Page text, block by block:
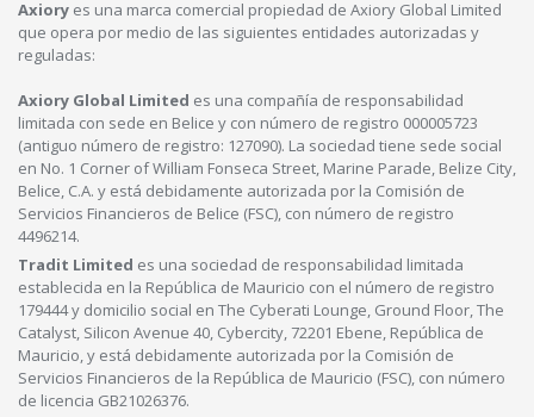
Axiory es una marca comercial propiedad de Axiory Global Limited
que opera por medio de las siguientes entidades autorizadas y
reguladas:
Axiory Global Limited es una compañía de responsabilidad
limitada con sede en Belice y con número de registro 000005723
(antiguo número de registro: 127090). La sociedad tiene sede social
en No. 1 Corner of William Fonseca Street, Marine Parade, Belize City,
Belice, C.A. y está debidamente autorizada por la Comisión de
Servicios Financieros de Belice (FSC), con número de registro
4496214.
Tradit Limited es una sociedad de responsabilidad limitada
establecida en la República de Mauricio con el número de registro
179444 y domicilio social en The Cyberati Lounge, Ground Floor, The
Catalyst, Silicon Avenue 40, Cybercity, 72201 Ebene, República de
Mauricio, y está debidamente autorizada por la Comisión de
Servicios Financieros de la República de Mauricio (FSC), con número
de licencia GB21026376.